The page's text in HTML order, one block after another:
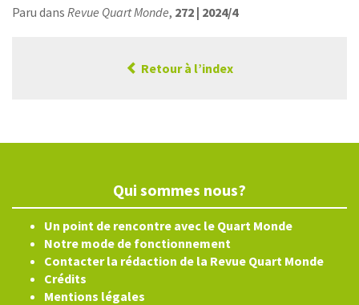
Paru dans Revue Quart Monde, 272 | 2024/4
Retour à l’index
Qui sommes nous?
Un point de rencontre avec le Quart Monde
Notre mode de fonctionnement
Contacter la rédaction de la Revue Quart Monde
Crédits
Mentions légales